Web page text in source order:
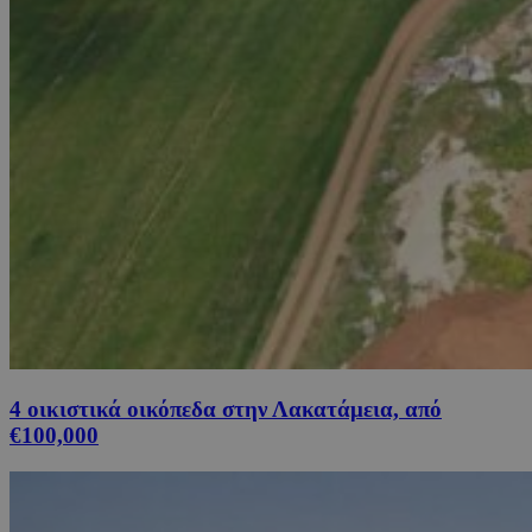
4 οικιστικά οικόπεδα στην Λακατάμεια, από
€100,000